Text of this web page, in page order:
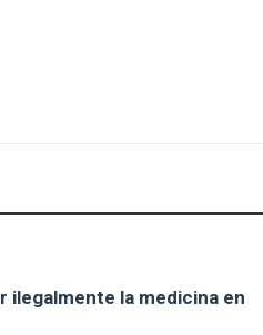
ilegalmente la medicina en